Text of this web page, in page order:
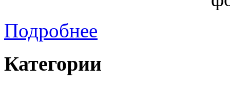
Подробнее
Категории